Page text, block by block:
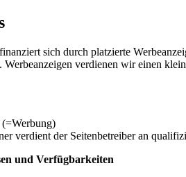
sich durch platzierte
verdienen wir einen
verdient der Seitenbetreiber an
und Verfügbarkeiten